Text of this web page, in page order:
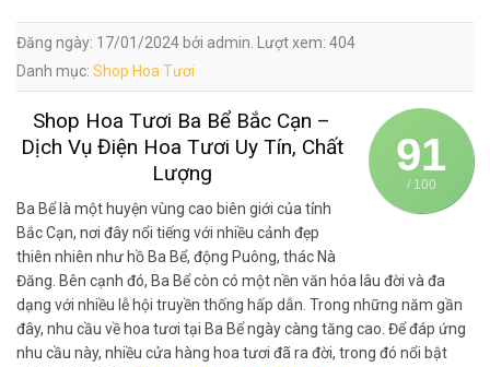
Đăng ngày: 17/01/2024 bởi admin. Lượt xem: 404
Danh mục: Shop Hoa Tươi
91
/ 100
Shop Hoa Tươi Ba Bể Bắc Cạn –
Dịch Vụ Điện Hoa Tươi Uy Tín, Chất
Lượng
Ba Bể là một huyện vùng cao biên giới của tỉnh
Bắc Cạn, nơi đây nổi tiếng với nhiều cảnh đẹp
thiên nhiên như hồ Ba Bể, động Puông, thác Nà
Đăng. Bên cạnh đó, Ba Bể còn có một nền văn hóa lâu đời và đa
dạng với nhiều lễ hội truyền thống hấp dẫn. Trong những năm gần
đây, nhu cầu về hoa tươi tại Ba Bể ngày càng tăng cao. Để đáp ứng
nhu cầu này, nhiều cửa hàng hoa tươi đã ra đời, trong đó nổi bật